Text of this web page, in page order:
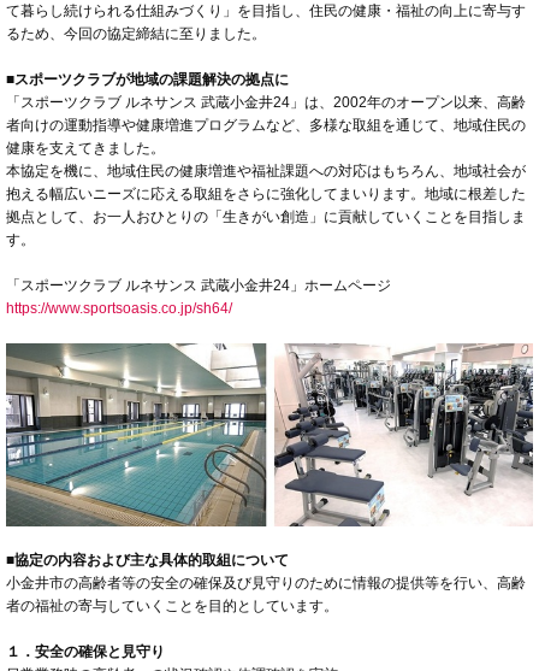
て暮らし続けられる仕組みづくり」を目指し、住民の健康・福祉の向上に寄与す
るため、今回の協定締結に至りました。
■スポーツクラブが地域の課題解決の拠点に
「スポーツクラブ ルネサンス 武蔵小金井24」は、2002年のオープン以来、高齢
者向けの運動指導や健康増進プログラムなど、多様な取組を通じて、地域住民の
健康を支えてきました。
本協定を機に、地域住民の健康増進や福祉課題への対応はもちろん、地域社会が
抱える幅広いニーズに応える取組をさらに強化してまいります。地域に根差した
拠点として、お一人おひとりの「生きがい創造」に貢献していくことを目指しま
す。
「スポーツクラブ ルネサンス 武蔵小金井24」ホームページ
https://www.sportsoasis.co.jp/sh64/
■協定の内容および主な具体的取組について
小金井市の高齢者等の安全の確保及び見守りのために情報の提供等を行い、高齢
者の福祉の寄与していくことを目的としています。
１．安全の確保と見守り